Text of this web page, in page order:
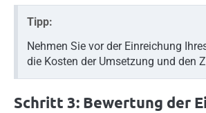
Tipp:
Nehmen Sie vor der Einreichung
die Kosten der Umsetzung und den
Schritt 3: Bewertung der